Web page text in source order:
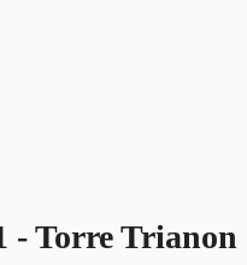
- Torre Trianon